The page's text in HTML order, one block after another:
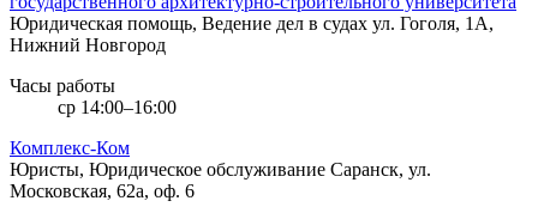
Юридическая помощь, Ведение дел в судах ул. Гоголя, 1А,
Нижний Новгород
Часы работы
ср 14:00–16:00
Комплекс-Ком
Юристы, Юридическое обслуживание Саранск, ул.
Московская, 62а, оф. 6